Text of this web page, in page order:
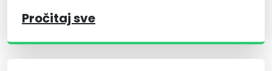
Pročitaj sve